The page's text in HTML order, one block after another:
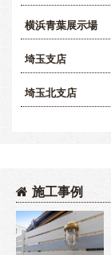
横浜青葉展示場
埼玉支店
埼玉北支店
施工事例